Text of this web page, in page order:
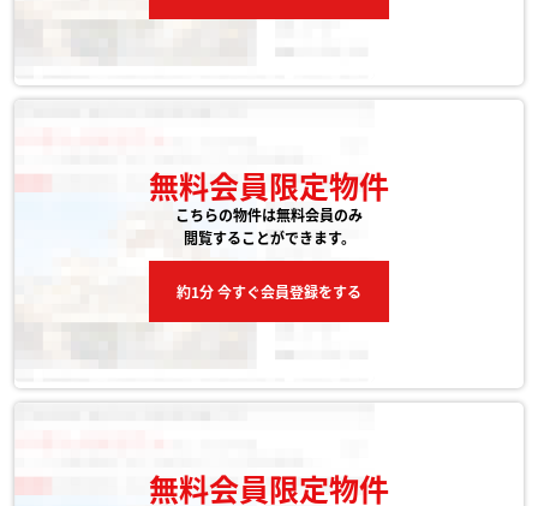
無料会員限定物件
こちらの物件は無料会員のみ
閲覧することができます。
約1分 今すぐ会員登録をする
無料会員限定物件